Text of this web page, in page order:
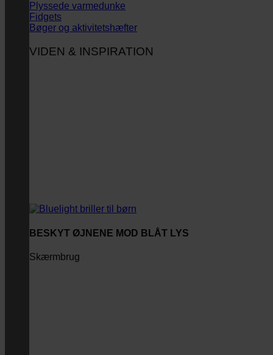
Plyssede varmedunke
Fidgets
Bøger og aktivitetshæfter
VIDEN & INSPIRATION
BESKYT ØJNENE MOD BLÅT LYS
Skærmbrug